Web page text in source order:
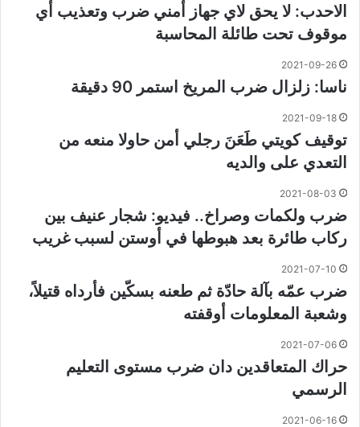
الاحدب: لا يحق لاي جهاز أمني ضرب وتعذيب أي
موقوف تحت طائلة المحاسبة
2021-09-26
ناسا: زلزال ضرب المريخ استمر 90 دقيقة
2021-09-18
توقيف كويتي طَعَنَ رجلي أمن حاولا منعه من
التعدي على والديه
2021-08-03
ضرب ولكمات وصراخ.. فيديو: شجار عنيف بين
ركاب طائرة بعد هبوطها في أوستن لسبب غريب
2021-07-10
ضرب عمّه بآلة حادّة ثم طعنه بسكّين فأرداه قتيلاً،
وشعبة المعلومات أوقفته
2021-07-06
حراك المتعاقدين دان ضرب مستوى التعليم
الرسمي
2021-06-16